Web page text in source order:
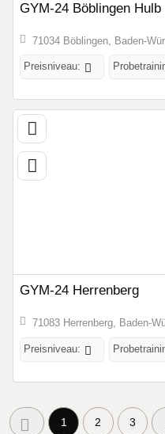
GYM-24 Böblingen Hulb
71034 Böblingen, Baden-
Preisniveau:
GYM-24 Herrenberg
71083 Herrenberg, Baden-
Preisniveau:
1 2 3